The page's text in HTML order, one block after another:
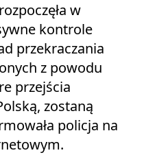
w
kontrole
przekraczania
z powodu
przejścia
zostaną
policja na